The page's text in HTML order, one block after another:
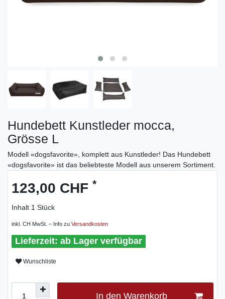
Hundebett Kunstleder mocca,
Grösse L
Modell «dogsfavorite», komplett aus Kunstleder! Das Hundebett
«dogsfavorite» ist das beliebteste Modell aus unserem Sortiment.
123,00 CHF *
Inhalt 1 Stück
inkl. CH MwSt. – Info zu Versandkosten
ab Lager verfügbar
Wunschliste
In den Warenkorb